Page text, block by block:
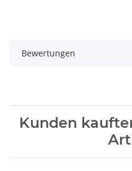
Bewertungen
Kunden